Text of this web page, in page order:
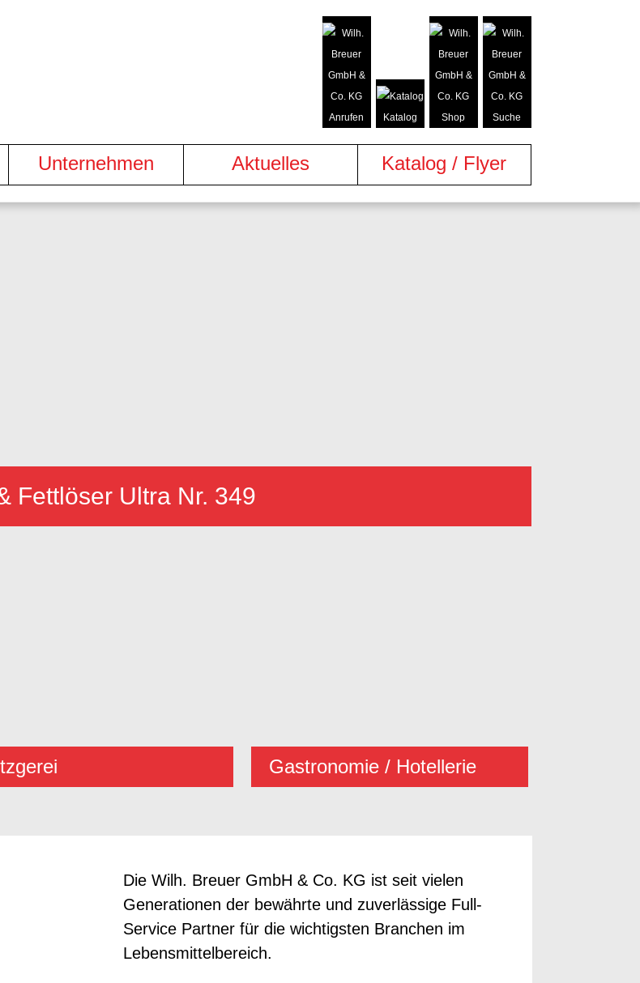
Anrufen Katalog Shop Suche
Unternehmen Aktuelles Katalog / Flyer
Fettlöser Ultra Nr. 349
Gastronomie / Hotellerie
Die Wilh. Breuer GmbH & Co. KG ist seit vielen
Generationen der bewährte und zuverlässige Full-
Service Partner für die wichtigsten Branchen im
Lebensmittelbereich.